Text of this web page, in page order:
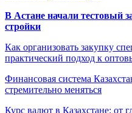
В Астане начали тестовый
стройки
Как организовать закупку
практический подход к
Финансовая система
стремительно меняться
Курс валют в Казахстане: от